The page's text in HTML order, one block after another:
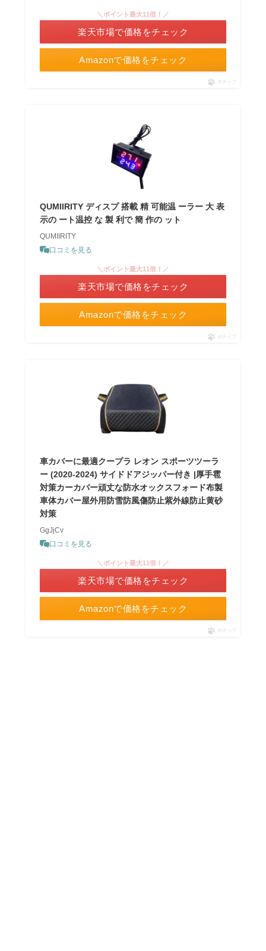
Amazonで価格をチェック
＼ポイント最大11倍！／
楽天市場で価格をチェック
ポチップ
QUMIIRITY ディスプ 搭載 精 可能温 ーラー 大 表
示の ート温控 な 製 利で 簡 作の ット
QUMIIRITY
口コミを見る
Amazonで価格をチェック
＼ポイント最大11倍！／
楽天市場で価格をチェック
ポチップ
車カバーに最適クープラ レオン スポーツツーラ
ー (2020-2024) サイドドアジッパー付き |厚手雹
対策カーカバー頑丈な防水オックスフォード布製
車体カバー屋外用防雪防風傷防止紫外線防止黄砂
対策
GgJjCv
口コミを見る
Amazonで価格をチェック
＼ポイント最大11倍！／
楽天市場で価格をチェック
ポチップ